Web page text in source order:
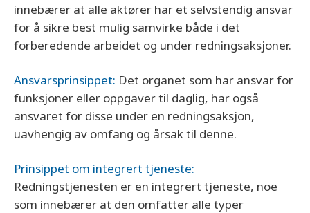
innebærer at alle aktører har et selvstendig ansvar
for å sikre best mulig samvirke både i det
forberedende arbeidet og under redningsaksjoner.
Ansvarsprinsippet: Det organet som har ansvar for
funksjoner eller oppgaver til daglig, har også
ansvaret for disse under en redningsaksjon,
uavhengig av omfang og årsak til denne.
Prinsippet om integrert tjeneste:
Redningstjenesten er en integrert tjeneste, noe
som innebærer at den omfatter alle typer